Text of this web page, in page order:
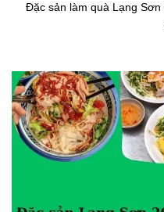
Đặc sản làm quà Lạng